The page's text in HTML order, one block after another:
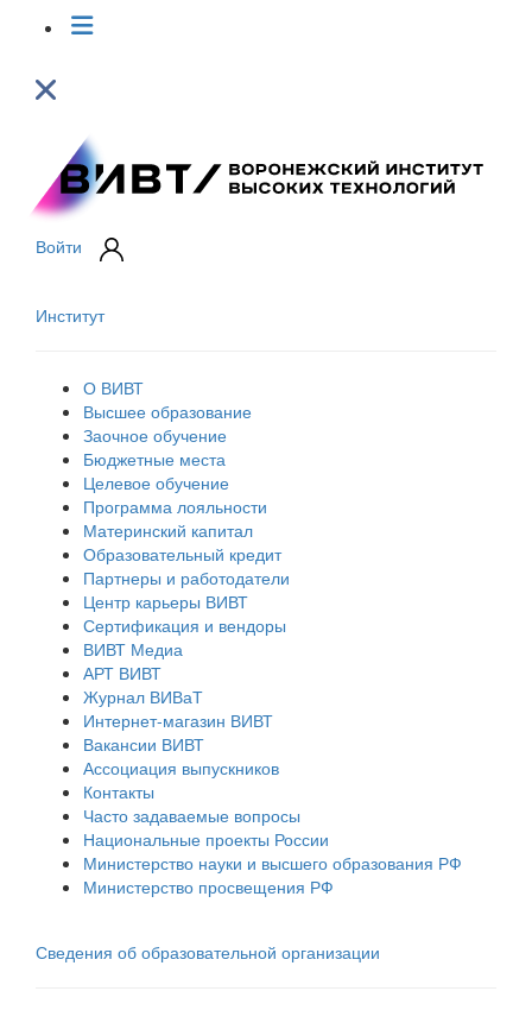
Войти
Институт
О ВИВТ
Высшее образование
Заочное обучение
Бюджетные места
Целевое обучение
Программа лояльности
Материнский капитал
Образовательный кредит
Партнеры и работодатели
Центр карьеры ВИВТ
Сертификация и вендоры
ВИВТ Медиа
АРТ ВИВТ
Журнал ВИВаТ
Интернет-магазин ВИВТ
Вакансии ВИВТ
Ассоциация выпускников
Контакты
Часто задаваемые вопросы
Национальные проекты России
Министерство науки и высшего образования РФ
Министерство просвещения РФ
Сведения об образовательной организации